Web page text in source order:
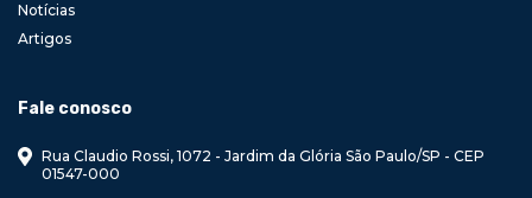
Notícias
Artigos
Fale conosco
Rua Claudio Rossi, 1072 - Jardim da Glória São Paulo/SP - CEP
01547-000